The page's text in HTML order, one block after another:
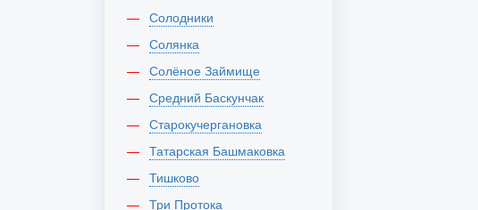
Солодники
Солянка
Солёное Займище
Средний Баскунчак
Старокучергановка
Татарская Башмаковка
Тишково
Три Протока